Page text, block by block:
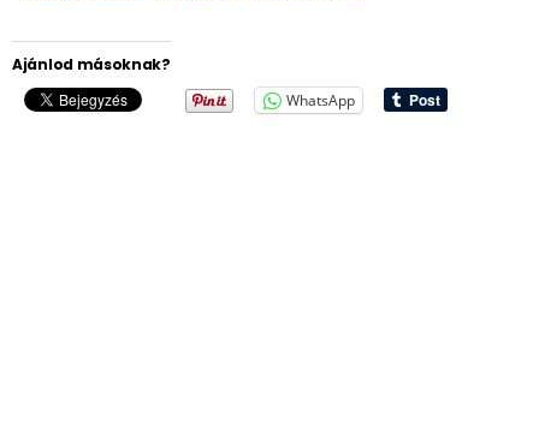
Ajánlod másoknak?
WhatsApp